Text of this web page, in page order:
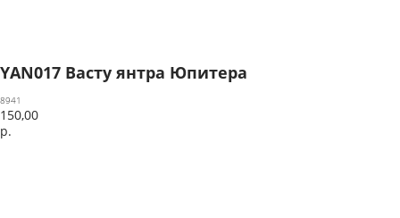
YAN017 Васту янтра Юпитера
8941
150,00
р.